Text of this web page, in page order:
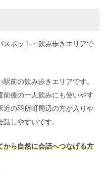
スポット・飲み歩きエリアで
前の飲み歩きエリアです。
前後の一人飲みにも使いやす
近の羽所町周辺の方が入りや
しやすいです。
から自然に会話へつなげる方